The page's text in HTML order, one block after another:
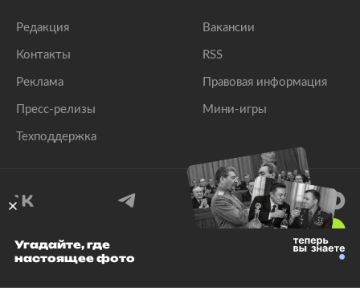
Редакция
Контакты
Реклама
Пресс-релизы
Техподдержка
Вакансии
RSS
Правовая информация
Мини-игры
© 1999–2026 Все права защищены.
Угадайте, где
настоящее фото